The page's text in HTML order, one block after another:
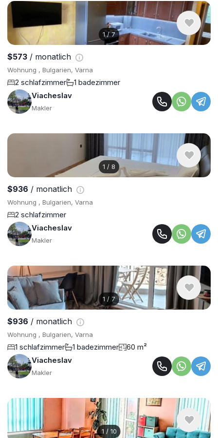
1/7
$573 / monatlich
Wohnung , Bulgarien, Varna
2 schlafzimmer
1 badezimmer
Viacheslav
Makler
1 / 8
$936 / monatlich
Wohnung , Bulgarien, Varna
2 schlafzimmer
Viacheslav
Makler
1 / 7
$936 / monatlich
Wohnung , Bulgarien, Varna
1 schlafzimmer 1 badezimmer
60 m²
Viacheslav
Makler
1 / 10